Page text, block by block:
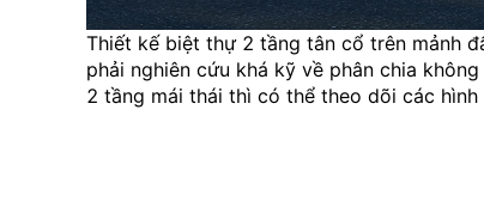
Thiết kế biệt thự 2 tầng tân cổ trên mảnh
phải nghiên cứu khá kỹ về phân chia
2 tầng mái thái thì có thể theo dõi các